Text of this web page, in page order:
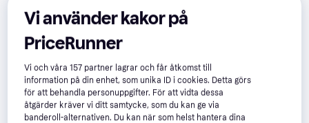
Vi använder kakor på
PriceRunner
Vi och våra157 partner lagrar och får åtkomst till
information på din enhet, som unika ID i cookies. Detta görs
för att behandla personuppgifter. För att vidta dessa
åtgärder kräver vi ditt samtycke, som du kan ge via
banderoll-alternativen. Du kan när som helst hantera dina